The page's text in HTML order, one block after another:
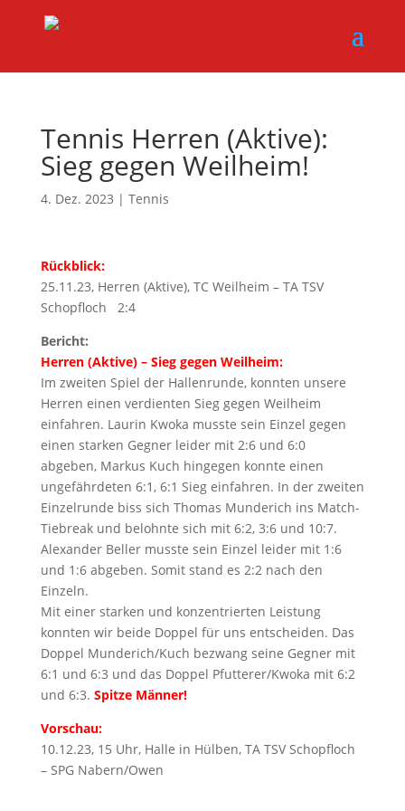
Tennis Herren (Aktive):
Sieg gegen Weilheim!
4. Dez. 2023 | Tennis
Rückblick:
25.11.23, Herren (Aktive), TC Weilheim – TA TSV
Schopfloch 2:4
Bericht:
Herren (Aktive) – Sieg gegen Weilheim:
Im zweiten Spiel der Hallenrunde, konnten unsere
Herren einen verdienten Sieg gegen Weilheim
einfahren. Laurin Kwoka musste sein Einzel gegen
einen starken Gegner leider mit 2:6 und 6:0
abgeben, Markus Kuch hingegen konnte einen
ungefährdeten 6:1, 6:1 Sieg einfahren. In der zweiten
Einzelrunde biss sich Thomas Munderich ins Match-
Tiebreak und belohnte sich mit 6:2, 3:6 und 10:7.
Alexander Beller musste sein Einzel leider mit 1:6
und 1:6 abgeben. Somit stand es 2:2 nach den
Einzeln.
Mit einer starken und konzentrierten Leistung
konnten wir beide Doppel für uns entscheiden. Das
Doppel Munderich/Kuch bezwang seine Gegner mit
6:1 und 6:3 und das Doppel Pfutterer/Kwoka mit 6:2
und 6:3. Spitze Männer!
Vorschau:
10.12.23, 15 Uhr, Halle in Hülben, TA TSV Schopfloch
– SPG Nabern/Owen